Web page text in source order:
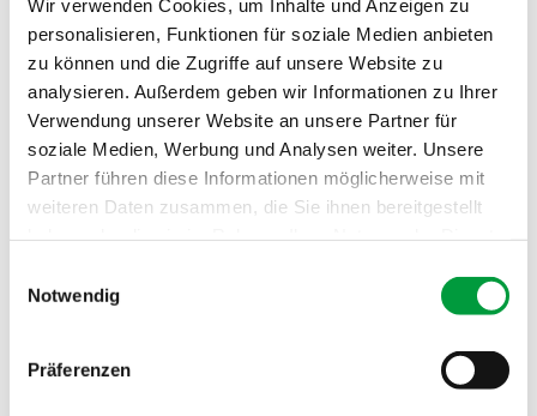
Wir verwenden Cookies, um Inhalte und Anzeigen zu
personalisieren, Funktionen für soziale Medien anbieten
zu können und die Zugriffe auf unsere Website zu
analysieren. Außerdem geben wir Informationen zu Ihrer
Verwendung unserer Website an unsere Partner für
soziale Medien, Werbung und Analysen weiter. Unsere
Partner führen diese Informationen möglicherweise mit
weiteren Daten zusammen, die Sie ihnen bereitgestellt
Notwendig
Präferenzen
Brandverhalten:
Cfl
Schallabsorption:
0.15 αw
Design:
8273
Rapport: 200 x 200